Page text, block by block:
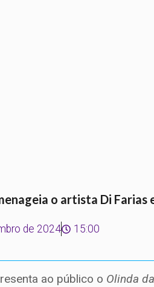
o artista Di Farias
de 2024 15:00
ao público o Olinda